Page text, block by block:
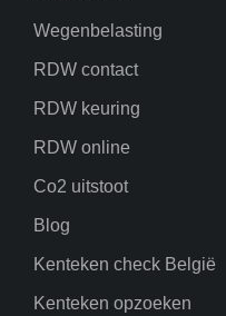
Wegenbelasting
RDW contact
RDW keuring
RDW online
Co2 uitstoot
Blog
Kenteken check België
Kenteken opzoeken